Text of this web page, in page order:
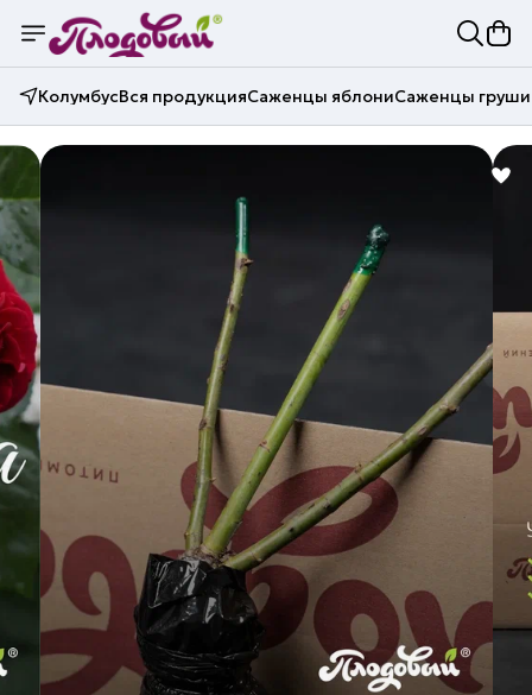
КолумбусВся продукцияСаженцы яблониСаженцы груши